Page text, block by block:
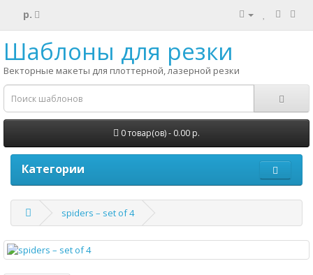
р.
Шаблоны для резки
Векторные макеты для плоттерной, лазерной резки
0 товар(ов) - 0.00 р.
Категории
spiders – set of 4